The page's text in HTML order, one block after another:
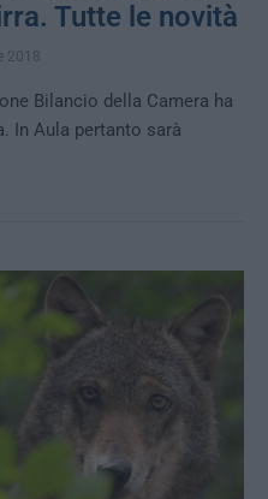
Tutte le novità
2018
Bilancio della Camera ha
In Aula pertanto sarà